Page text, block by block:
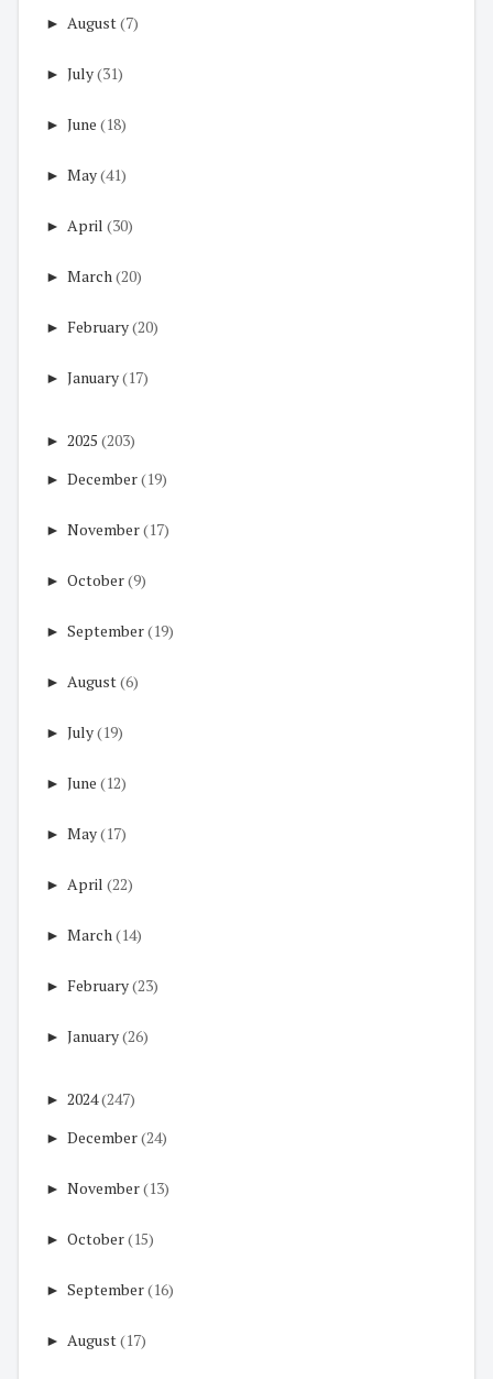
► August(7)
► July(31)
► June (18)
► May(41)
► April (30)
► March(20)
► February(20)
► January(17)
► 2025 (203)
► December(19)
► November(17)
► October(9)
► September(19)
► August(6)
► July(19)
► June (12)
► May(17)
► April (22)
► March(14)
► February(23)
► January(26)
► 2024(247)
► December(24)
► November(13)
► October(15)
► September(16)
► August(17)